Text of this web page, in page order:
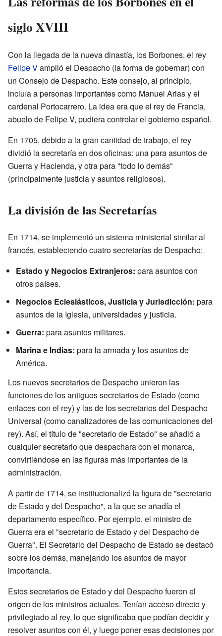
siglo XVIII
Con la llegada de la nueva dinastía, los Borbones, el rey
Felipe Vamplió el Despacho (la forma de gobernar) con
un Consejo de Despacho. Este consejo, al principio,
incluía a personas importantes como Manuel Arias y el
cardenal Portocarrero. La idea era que el rey de Francia,
abuelo de Felipe V, pudiera controlar el gobierno español.
En 1705, debido a la gran cantidad de trabajo, el rey
dividió la secretaría en dos oficinas: una para asuntos de
Guerra y Hacienda, y otra para "todo lo demás"
(principalmente justicia y asuntos religiosos).
La división de las Secretarías
En 1714, se implementó un sistema ministerial similar al
francés, estableciendo cuatro secretarías de Despacho:
Estado y Negocios Extranjeros: para asuntos con
otros países.
Negocios Eclesiásticos, Justicia y Jurisdicción: para
asuntos de la Iglesia, universidades y justicia.
Guerra: para asuntos militares.
Marina e Indias: para la armada y los asuntos de
América.
Los nuevos secretarios de Despacho unieron las
funciones de los antiguos secretarios de Estado (como
enlaces con el rey) y las de los secretarios del Despacho
Universal (como canalizadores de las comunicaciones del
rey). Así, el título de "secretario de Estado" se añadió a
cualquier secretario que despachara con el monarca,
convirtiéndose en las figuras más importantes de la
administración.
A partir de 1714, se institucionalizó la figura de "secretario
de Estado y del Despacho", a la que se añadía el
departamento específico. Por ejemplo, el ministro de
Guerra era el "secretario de Estado y del Despacho de
Guerra". El Secretario del Despacho de Estado se destacó
sobre los demás, manejando los asuntos de mayor
importancia.
Estos secretarios de Estado y del Despacho fueron el
origen de los ministros actuales. Tenían acceso directo y
privilegiado al rey, lo que significaba que podían decidir y
resolver asuntos con él, y luego poner esas decisiones por